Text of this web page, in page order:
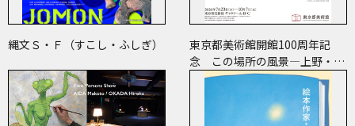
縄文Ｓ・Ｆ（すこし・ふしぎ）
東京都美術館開館100周年記
念 この場所の風景―上野・大
牟田・ブエノスアイレス